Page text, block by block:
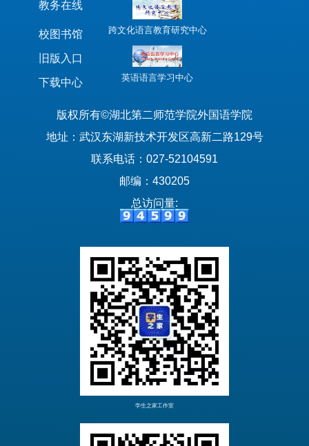
教务在线
校图书馆
旧版入口
下载中心
跨文化语言教育研究中心
英语语言学习中心
版权所有©湖北第二师范学院外国语学院
地址：武汉东湖新技术开发区高新二路129号
联系电话：027-52104591
邮编：430205
总访问量:
学生之家工作室